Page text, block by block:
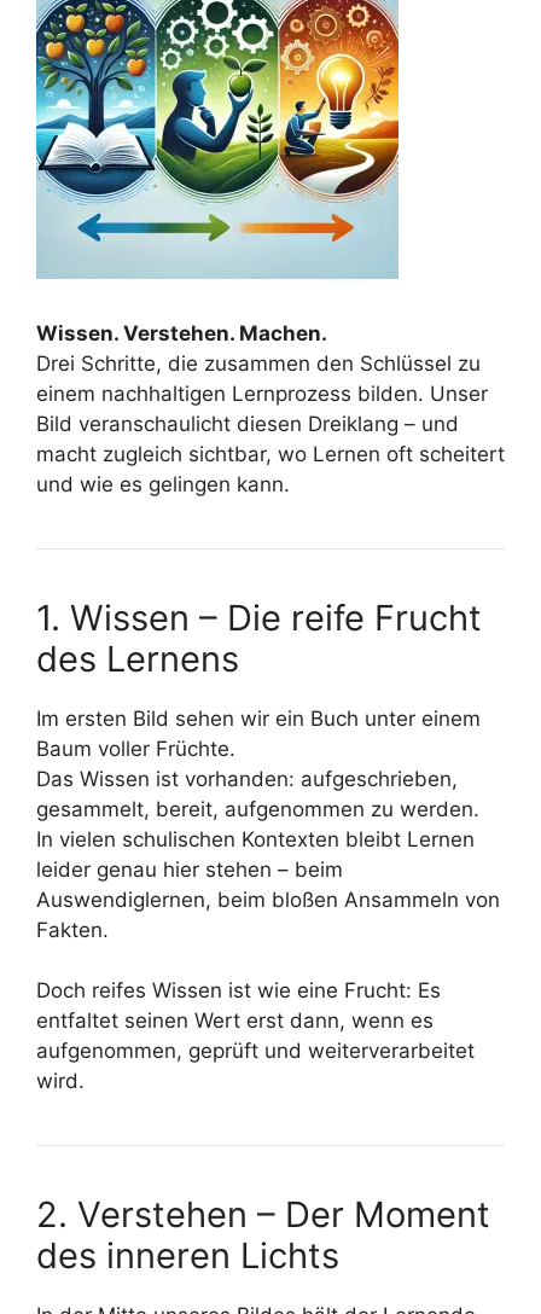
Wissen. Verstehen. Machen.
Drei Schritte, die zusammen den Schlüssel zu
einem nachhaltigen Lernprozess bilden. Unser
Bild veranschaulicht diesen Dreiklang – und
macht zugleich sichtbar, wo Lernen oft scheitert
und wie es gelingen kann.
1. Wissen – Die reife Frucht
des Lernens
Im ersten Bild sehen wir ein Buch unter einem
Baum voller Früchte.
Das Wissen ist vorhanden: aufgeschrieben,
gesammelt, bereit, aufgenommen zu werden.
In vielen schulischen Kontexten bleibt Lernen
leider genau hier stehen – beim
Auswendiglernen, beim bloßen Ansammeln von
Fakten.
Doch reifes Wissen ist wie eine Frucht: Es
entfaltet seinen Wert erst dann, wenn es
aufgenommen, geprüft und weiterverarbeitet
wird.
2. Verstehen – Der Moment
des inneren Lichts